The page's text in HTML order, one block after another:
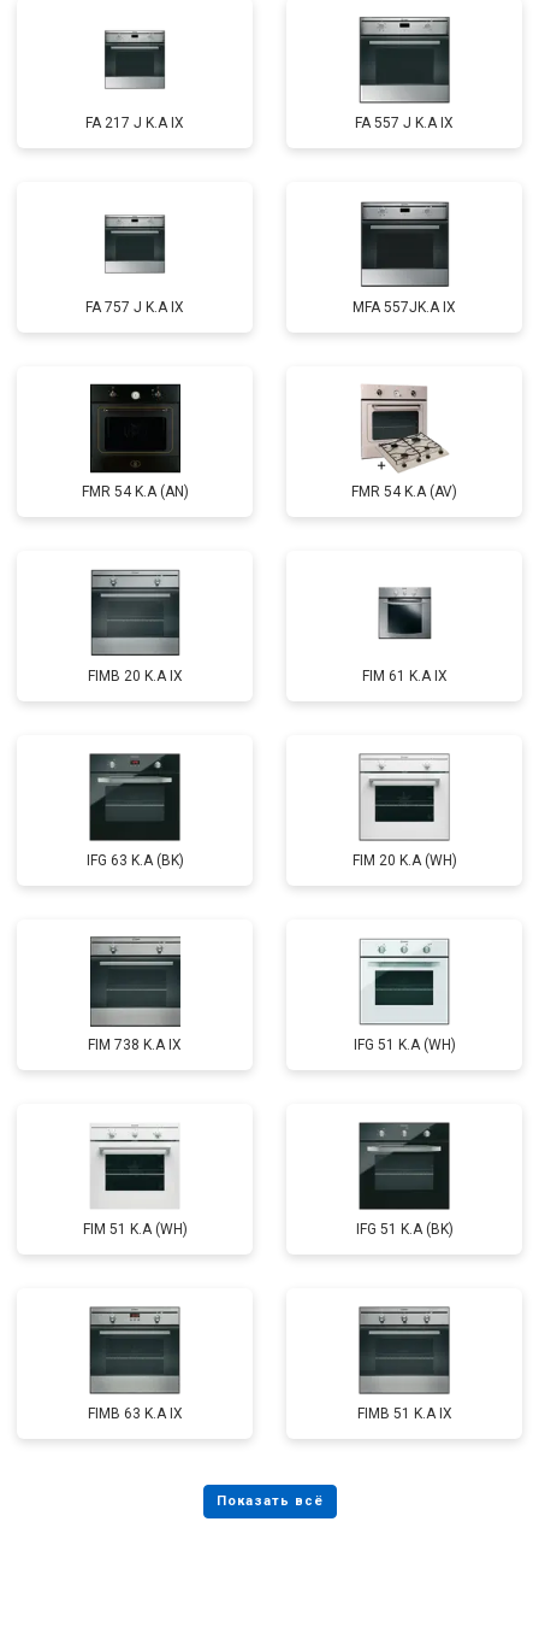
FA 217 J K.A IX FA 557 J K.A IX
FA 757 J K.A IX MFA 557JK.A IX
FMR 54 K.A (AN) FMR 54 K.A (AV)
FIMB 20 K.A IX FIM 61 K.A IX
IFG 63 K.A (BK) FIM 20 K.A (WH)
FIM 738 K.A IX IFG 51 K.A (WH)
FIM 51 K.A (WH) IFG 51 K.A (BK)
FIMB 63 K.A IX FIMB 51 K.A IX